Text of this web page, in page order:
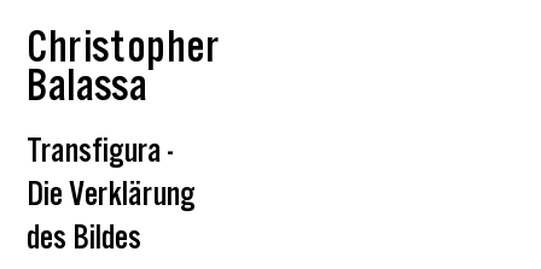
Christopher
Balassa
Transfigura -
Die Verklärung
des Bildes